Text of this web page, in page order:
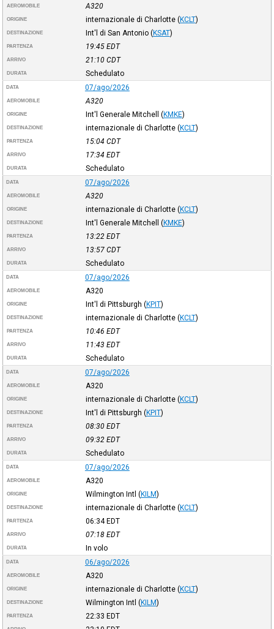
AEROMOBILE A320
ORIGINE internazionale di Charlotte (KCLT)
DESTINAZIONE Int'l di San Antonio (KSAT)
PARTENZA 19:45 EDT
ARRIVO 21:10 CDT
DURATA Schedulato
DATA 07/ago/2026
AEROMOBILE A320
ORIGINE Int'l Generale Mitchell (KMKE)
DESTINAZIONE internazionale di Charlotte (KCLT)
PARTENZA 15:04 CDT
ARRIVO 17:34 EDT
DURATA Schedulato
DATA 07/ago/2026
AEROMOBILE A320
ORIGINE internazionale di Charlotte (KCLT)
DESTINAZIONE Int'l Generale Mitchell (KMKE)
PARTENZA 13:22 EDT
ARRIVO 13:57 CDT
DURATA Schedulato
DATA 07/ago/2026
AEROMOBILE A320
ORIGINE Int'l di Pittsburgh (KPIT)
DESTINAZIONE internazionale di Charlotte (KCLT)
PARTENZA 10:46 EDT
ARRIVO 11:43 EDT
DURATA Schedulato
DATA 07/ago/2026
AEROMOBILE A320
ORIGINE internazionale di Charlotte (KCLT)
DESTINAZIONE Int'l di Pittsburgh (KPIT)
PARTENZA 08:30 EDT
ARRIVO 09:32 EDT
DURATA Schedulato
DATA 07/ago/2026
AEROMOBILE A320
ORIGINE Wilmington Intl (KILM)
DESTINAZIONE internazionale di Charlotte (KCLT)
PARTENZA 06:34EDT
ARRIVO 07:18 EDT
DURATA In volo
DATA 06/ago/2026
AEROMOBILE A320
ORIGINE internazionale di Charlotte (KCLT)
DESTINAZIONE Wilmington Intl (KILM)
PARTENZA 22:33 EDT